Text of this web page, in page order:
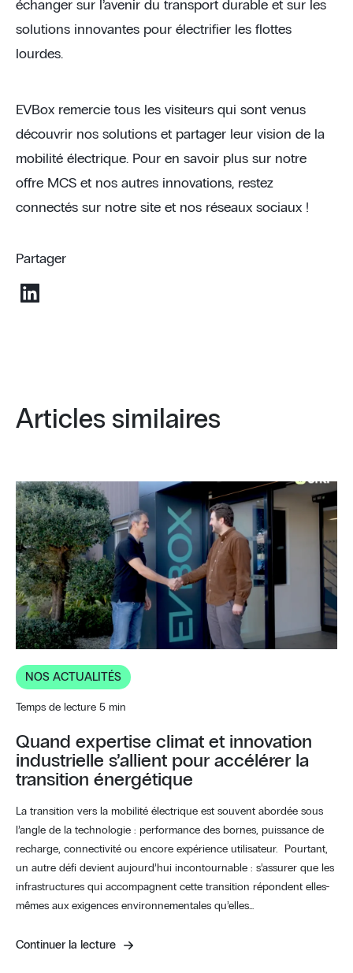
Partager
échanger sur l’avenir du transport durable et sur les
solutions innovantes pour électrifier les flottes
lourdes.
EVBox remercie tous les visiteurs qui sont venus
découvrir nos solutions et partager leur vision de la
mobilité électrique. Pour en savoir plus sur notre
offre MCS et nos autres innovations, restez
connectés sur notre site et nos réseaux sociaux !
Articles similaires
NOS ACTUALITÉS
Temps de lecture 5 min
Quand expertise climat et innovation
industrielle s’allient pour accélérer la
transition énergétique
La transition vers la mobilité électrique est souvent abordée sous
l’angle de la technologie : performance des bornes, puissance de
recharge, connectivité ou encore expérience utilisateur. Pourtant,
un autre défi devient aujourd’hui incontournable : s’assurer que les
infrastructures qui accompagnent cette transition répondent elles-
mêmes aux exigences environnementales qu’elles…
Continuer la lecture